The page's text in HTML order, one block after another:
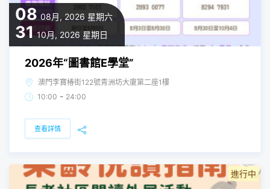
08 08月, 2026 星期六
31 10月, 2026 星期日
2026年“圖書館E學堂”
澳門李寶椿街122號青洲坊大廈第二座1樓
10:00 - 24:00
查看詳情
進行中